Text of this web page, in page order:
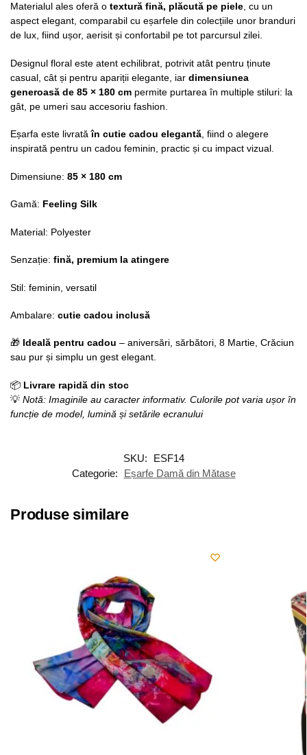
Materialul ales oferă o textură fină, plăcută pe piele, cu un
aspect elegant, comparabil cu eșarfele din colecțiile unor branduri
de lux, fiind ușor, aerisit și confortabil pe tot parcursul zilei.
Designul floral este atent echilibrat, potrivit atât pentru ținute
casual, cât și pentru apariții elegante, iar dimensiunea
generoasă de 85 × 180 cm permite purtarea în multiple stiluri: la
gât, pe umeri sau accesoriu fashion.
Eșarfa este livratăîn cutie cadou elegantă, fiind o alegere
inspirată pentru un cadou feminin, practic și cu impact vizual.
Dimensiune: 85 × 180 cm
Gamă: Feeling Silk
Material: Polyester
Senzație: fină, premium la atingere
Stil: feminin, versatil
Ambalare: cutie cadou inclusă
🎁 Ideală pentru cadou – aniversări, sărbători, 8 Martie, Crăciun
sau pur și simplu un gest elegant.
📦 Livrare rapidă din stoc
💡 Notă: Imaginile au caracter informativ. Culorile pot varia ușor în
funcție de model, lumină și setările ecranului
SKU:
ESF14
Categorie:
Eșarfe Damă din Mătase
Produse similare